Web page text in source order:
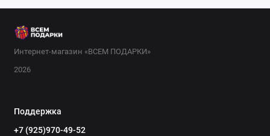
Интернет-магазин «ВСЕМ ПОДАРКИ»
2026
Поддержка
+7 (925)970-49-52